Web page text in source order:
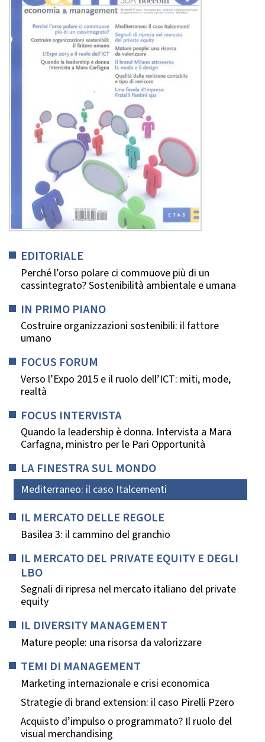
EDITORIALE
Perché l’orso polare ci commuove più di un
cassintegrato? Sostenibilità ambientale e umana
IN PRIMO PIANO
Costruire organizzazioni sostenibili: il fattore
umano
FOCUS FORUM
Verso l’Expo 2015 e il ruolo dell’ICT: miti, mode,
realtà
FOCUS INTERVISTA
Quando la leadership è donna. Intervista a Mara
Carfagna, ministro per le Pari Opportunità
LA FINESTRA SUL MONDO
Mediterraneo: il caso Italcementi
IL MERCATO DELLE REGOLE
Basilea 3: il cammino del granchio
IL MERCATO DEL PRIVATE EQUITY E DEGLI
LBO
Segnali di ripresa nel mercato italiano del private
equity
IL DIVERSITY MANAGEMENT
Mature people: una risorsa da valorizzare
TEMI DI MANAGEMENT
Marketing internazionale e crisi economica
Strategie di brand extension: il caso Pirelli Pzero
Acquisto d’impulso o programmato? Il ruolo del
visual merchandising